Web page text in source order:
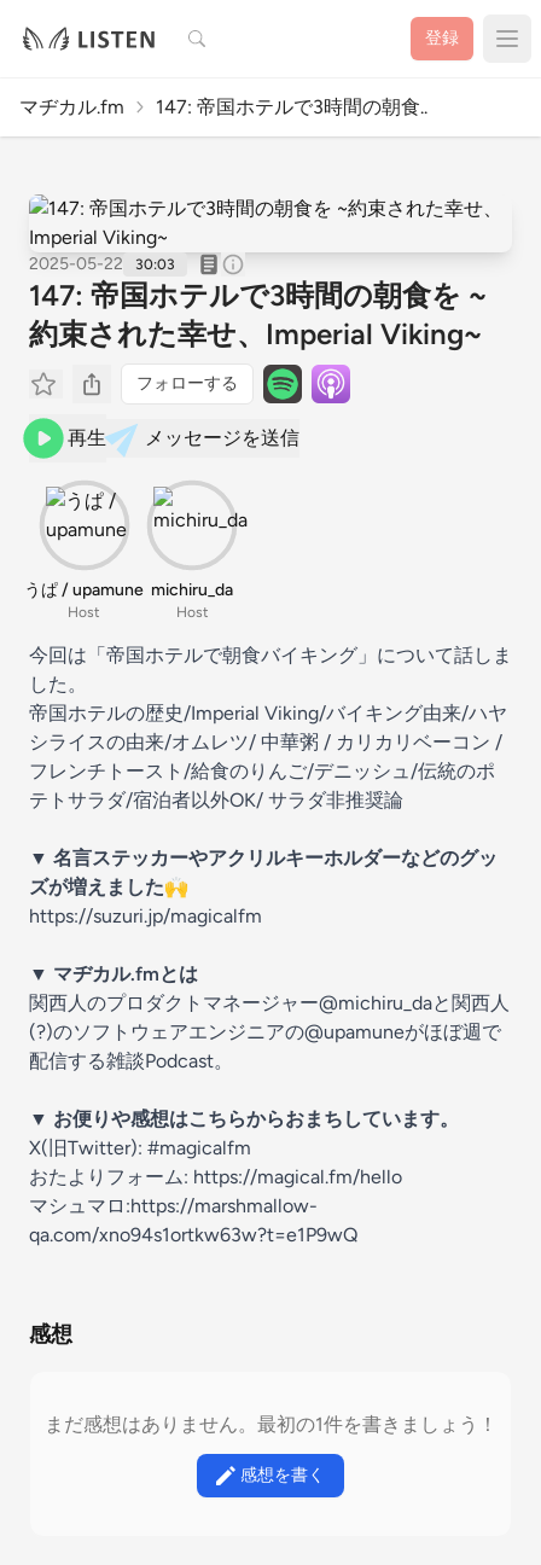
検索 登録
マヂカル.fm 147: 帝国ホテルで3時間の朝食..
2025-05-22 30:03
147: 帝国ホテルで3時間の朝食を ~
約束された幸せ、Imperial Viking~
フォローする
再生 メッセージを送信
うぱ / upamune
Host
michiru_da
Host
今回は「帝国ホテルで朝食バイキング」について話しま
した。
帝国ホテルの歴史/Imperial Viking/バイキング由来/ハヤ
シライスの由来/オムレツ/ 中華粥 / カリカリベーコン /
フレンチトースト/給食のりんご/デニッシュ/伝統のポ
テトサラダ/宿泊者以外OK/ サラダ非推奨論
▼ 名言ステッカーやアクリルキーホルダーなどのグッ
ズが増えました🙌
https://suzuri.jp/magicalfm
▼ マヂカル.fmとは
関西人のプロダクトマネージャー@michiru_daと関西人
(?)のソフトウェアエンジニアの@upamuneがほぼ週で
配信する雑談Podcast。
▼ お便りや感想はこちらからおまちしています。
X(旧Twitter): #magicalfm
おたよりフォーム: https://magical.fm/hello
マシュマロ:https://marshmallow-
qa.com/xno94s1ortkw63w?t=e1P9wQ
感想
まだ感想はありません。最初の1件を書きましょう！
感想を書く